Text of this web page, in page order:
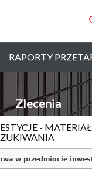
RAPORTY
Zlecenia
-
w przedmiocie